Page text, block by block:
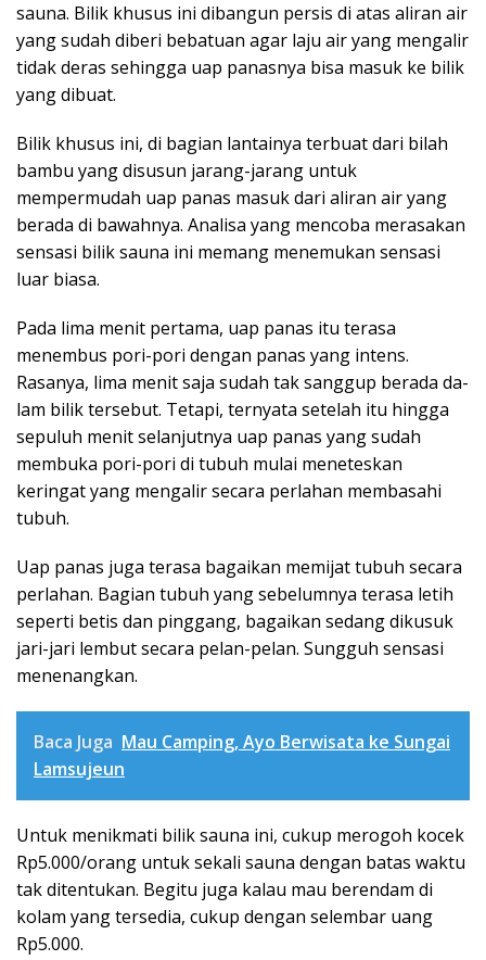
sauna. Bilik khusus ini diba­ngun persis di atas aliran air
yang sudah diberi bebatuan agar laju air yang me­ngalir
tidak deras sehingga uap panasnya bisa masuk ke bilik
yang dibuat.
Bilik khusus ini, di bagian lantainya terbuat dari bilah
bambu yang disusun jarang-jarang untuk
mempermudah uap panas masuk dari aliran air yang
berada di bawahnya. Analisa yang men­coba me­ra­sakan
sensasi bilik sau­na ini me­mang menemukan sensasi
luar biasa.
Pada lima menit pertama, uap panas itu terasa
menembus pori-pori dengan panas yang intens.
Rasanya, lima me­nit saja sudah tak sanggup berada da­
lam bilik tersebut. Tetapi, ternyata se­telah itu hingga
sepuluh menit selan­jutnya uap panas yang sudah
membu­ka pori-pori di tubuh mulai menetes­kan
keringat yang mengalir secara per­la­han membasahi
tubuh.
Uap panas juga terasa bagaikan memijat tubuh secara
perlahan. Bagian tu­buh yang sebelumnya terasa letih
se­perti betis dan pinggang, bagaikan se­dang dikusuk
jari-jari lembut secara pe­lan-pelan. Sungguh sensasi
mene­nangkan.
Baca Juga Mau Camping, Ayo Berwisata ke Sungai
Lamsujeun
Untuk menikmati bilik sauna ini, cukup merogoh kocek
Rp5.000/orang untuk sekali sauna dengan batas waktu
tak ditentukan. Begitu juga kalau mau berendam di
kolam yang tersedia, cukup dengan selembar uang
Rp5.000.